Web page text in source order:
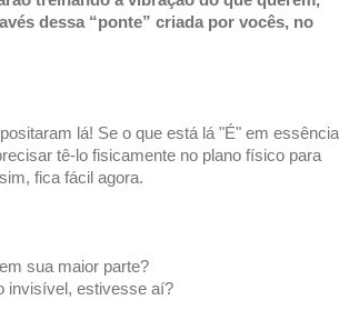
dessa “ponte” criada por vocês, no
lá! Se o que está lá "É" em
tê-lo fisicamente no plano físico para
fica fácil agora.
sua maior parte?
invisível, estivesse aí?